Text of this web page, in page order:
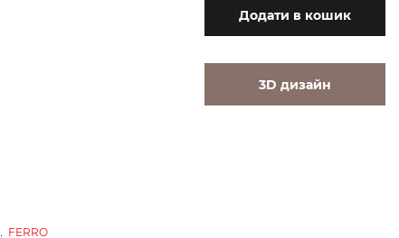
Додати в кошик
3D дизайн
FERRO